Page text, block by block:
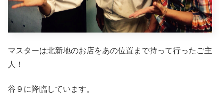
マスターは北新地のお店をあの位置まで持って行ったご主
人！
谷９に降臨しています。